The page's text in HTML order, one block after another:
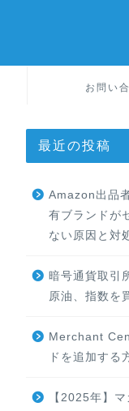
お問い
最近の投稿
Amazon出品
有ブランドが
ない原因と対
暗号通貨取引
原油、指数を
Merchant
ドを追加する
【2025年】